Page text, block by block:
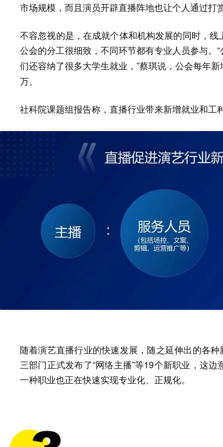
市场规模，而且演员开辟直播阵地也让个人通过
不容忽视的是，在成就个体和机构发展的同时，
公会的分工很细致，不同环节都有专业人员参与。“
们还容纳了很多大学生就业， ”蔡琪说，公会每年
万。
社科院课题组报告称，直播行业带来新增就业和
随着演艺直播行业的快速发展，随之延伸出的各
三部门正式发布了“网络主播”等19个新职业，这
一种职业也正在快速实现专业化、正规化。